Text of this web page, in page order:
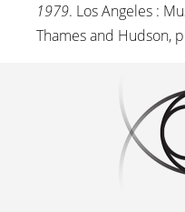
1979. Los Angeles :
Thames and Hudson,